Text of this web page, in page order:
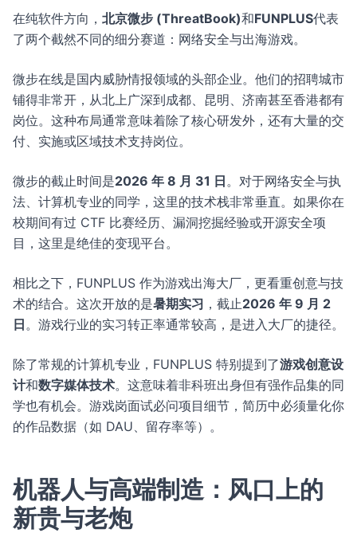
在纯软件方向， 北京微步 (ThreatBook)和FUNPLUS代表
了两个截然不同的细分赛道：网络安全与出海游戏。
微步在线是国内威胁情报领域的头部企业。他们的招聘城市
铺得非常开，从北上广深到成都、昆明、济南甚至香港都有
岗位。这种布局通常意味着除了核心研发外，还有大量的交
付、实施或区域技术支持岗位。
微步的截止时间是2026 年 8 月 31 日。对于网络安全与执
法、计算机专业的同学，这里的技术栈非常垂直。如果你在
校期间有过 CTF 比赛经历、漏洞挖掘经验或开源安全项
目，这里是绝佳的变现平台。
相比之下，FUNPLUS 作为游戏出海大厂，更看重创意与技
术的结合。这次开放的是暑期实习 ，截止2026 年 9 月 2
日。游戏行业的实习转正率通常较高，是进入大厂的捷径。
除了常规的计算机专业，FUNPLUS 特别提到了游戏创意设
计和数字媒体技术。这意味着非科班出身但有强作品集的同
学也有机会。游戏岗面试必问项目细节，简历中必须量化你
的作品数据（如 DAU、留存率等）。
机器人与高端制造：风口上的
新贵与老炮